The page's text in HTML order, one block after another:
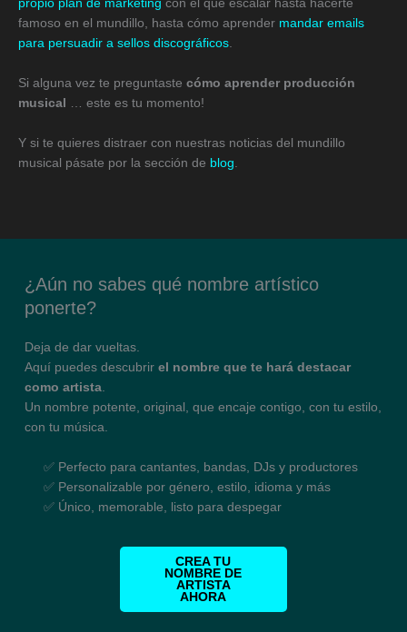
propio plan de marketing con el que escalar hasta hacerte
famoso en el mundillo, hasta cómo aprender mandar emails
para persuadir a sellos discográficos.
Si alguna vez te preguntaste cómo aprender producción
musical
… este es tu momento!
Y si te quieres distraer con nuestras noticias del mundillo
musical pásate por la sección de blog.
¿Aún no sabes qué nombre artístico
ponerte?
Deja de dar vueltas.
Aquí puedes descubrirel nombre que te hará destacar
como artista.
Un nombre potente, original, que encaje contigo, con tu estilo,
con tu música.
✅ Perfecto para cantantes, bandas, DJs y productores
✅ Personalizable por género, estilo, idioma y más
✅ Único, memorable, listo para despegar
CREA TU
NOMBRE DE
ARTISTA
AHORA